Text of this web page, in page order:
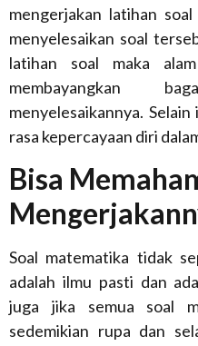
mengerjakan latihan
menyelesaikan soal
latihan soal maka
membayangkan
menyelesaikannya.
rasa kepercayaan diri
Bisa
Soal matematika tidak
adalah ilmu pasti dan
juga jika semua soal
sedemikian rupa dan